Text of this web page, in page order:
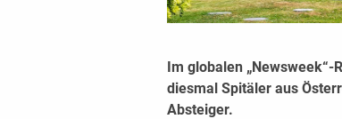
Im globalen
diesmal Spitäler aus
Absteiger.